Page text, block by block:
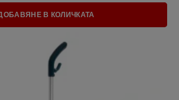
В КОЛИЧКАТА